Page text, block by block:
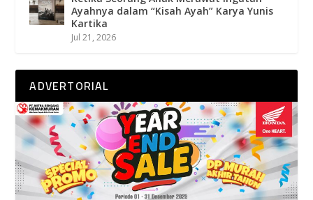
Ayahnya dalam “Kisah Ayah” Karya Yunis
Kartika
Jul 21, 2026
ADVERTORIAL